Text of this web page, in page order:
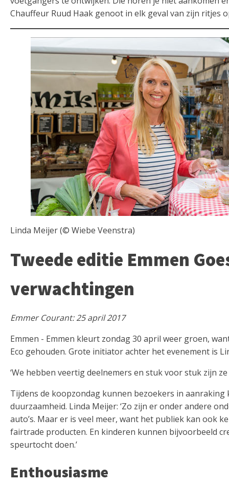
Chauffeur Ruud Haak genoot in elk geval van zijn ritjes
Linda Meijer (© Wiebe Veenstra)
Tweede editie Emmen
verwachtingen
Emmer Courant: 25 april 2017
Emmen - Emmen kleurt zondag 30 april weer groen,
Eco gehouden. Grote initiator achter het evenement is
‘We hebben veertig deelnemers en stuk voor stuk zijn ze
Tijdens de koopzondag kunnen bezoekers in
duurzaamheid. Linda Meijer: ‘Zo zijn er onder andere
auto’s. Maar er is veel meer, want het publiek kan ook
fairtrade producten. En kinderen kunnen bijvoorbeeld
speurtocht doen.’
Enthousiasme